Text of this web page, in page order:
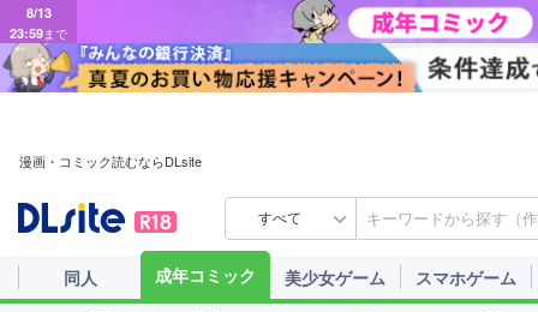
8/13
23:59まで
漫画・コミック読むならDLsite
すべて
同人 成年コミック 美少女ゲーム スマホゲーム